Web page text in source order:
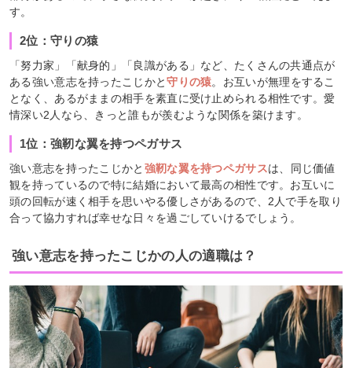
す。
2位：守りの猿
「努力家」「献身的」「良識がある」など、たくさんの共通点が
ある強い意志を持ったこじかと守りの猿。お互いが無理をするこ
となく、あるがままの相手を素直に受け止められる相性です。愛
情深い2人なら、きっと誰もが羨むような関係を築けます。
1位：強靭な翼を持つペガサス
強い意志を持ったこじかと 強靭な翼を持つペガサスは、同じ価値
観を持っているので特に結婚において最高の相性です。お互いに
頭の回転が速く相手を思いやる優しさがあるので、2人で手を取り
合って協力すれば幸せな日々を過ごしていけるでしょう。
強い意志を持ったこじかの人の適職は？